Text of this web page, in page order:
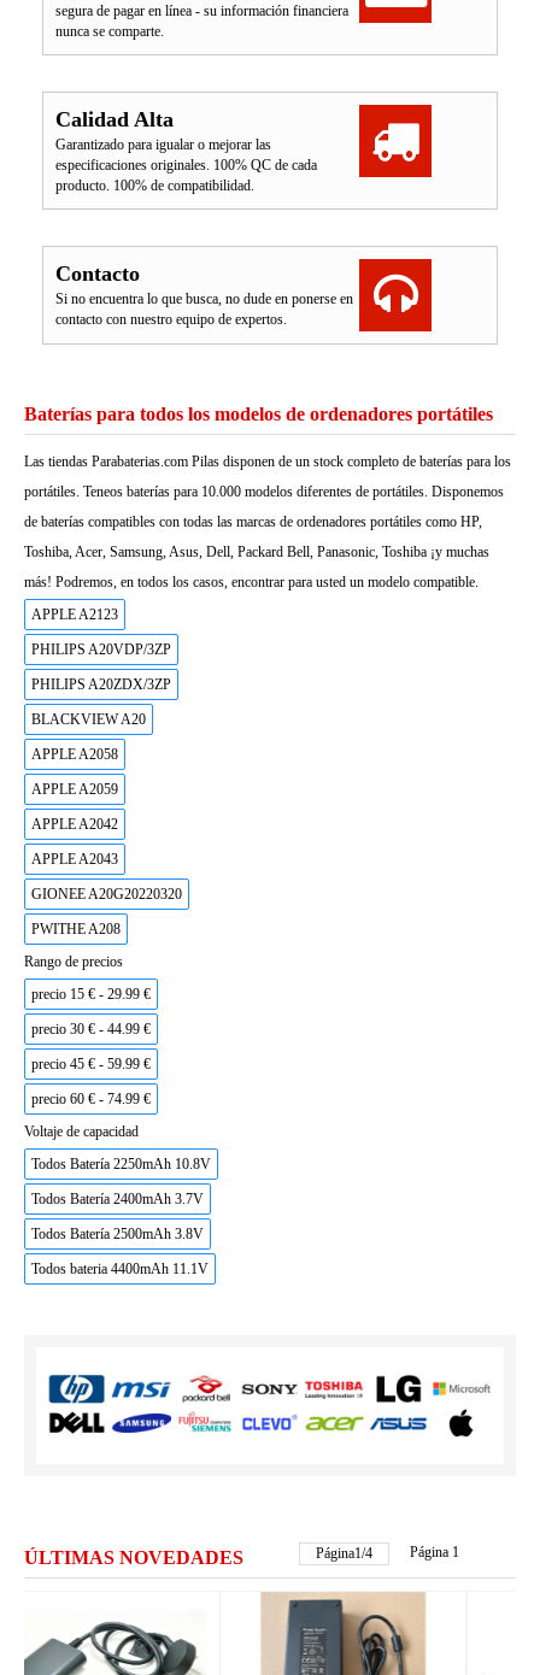
segura de pagar en línea - su información financiera
nunca se comparte.
Calidad Alta
Garantizado para igualar o mejorar las
especificaciones originales. 100% QC de cada
producto. 100% de compatibilidad.
Contacto
Si no encuentra lo que busca, no dude en ponerse en
contacto con nuestro equipo de expertos.
Baterías para todos los modelos de ordenadores portátiles
Las tiendas Parabaterias.com Pilas disponen de un stock completo de baterías para los
portátiles. Teneos baterías para 10.000 modelos diferentes de portátiles. Disponemos
de baterías compatibles con todas las marcas de ordenadores portátiles como HP,
Toshiba, Acer, Samsung, Asus, Dell, Packard Bell, Panasonic, Toshiba ¡y muchas
más! Podremos, en todos los casos, encontrar para usted un modelo compatible.
APPLE A2123
PHILIPS A20VDP/3ZP
PHILIPS A20ZDX/3ZP
BLACKVIEW A20
APPLE A2058
APPLE A2059
APPLE A2042
APPLE A2043
GIONEE A20G20220320
PWITHE A208
Rango de precios
precio 15 € - 29.99 €
precio 30 € - 44.99 €
precio 45 € - 59.99 €
precio 60 € - 74.99 €
Voltaje de capacidad
Todos Batería 2250mAh 10.8V
Todos Batería 2400mAh 3.7V
Todos Batería 2500mAh 3.8V
Todos bateria 4400mAh 11.1V
ÚLTIMAS NOVEDADES Página2/4 Página 1